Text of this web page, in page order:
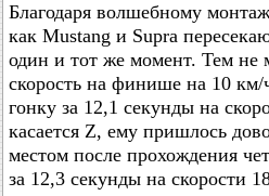
Благодаря волшебному
как Mustang и Supra
один и тот же момент. Тем не
скорость на финише на 10
гонку за 12,1 секунды на
касается Z, ему пришлось
местом после прохождения
за 12,3 секунды на скорости